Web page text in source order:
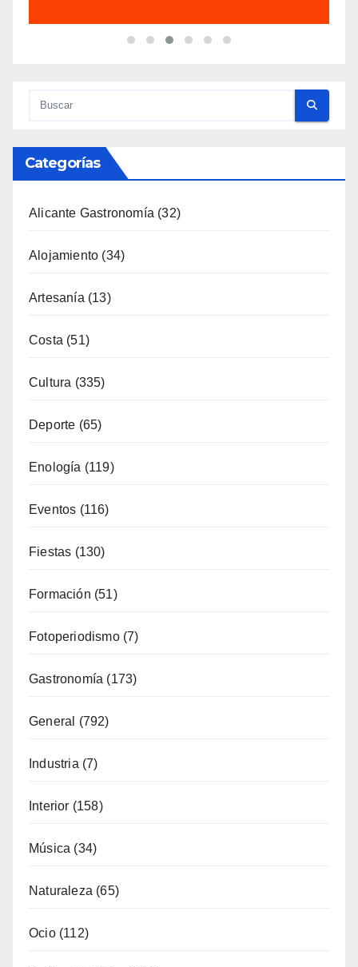
Categorías
Alicante Gastronomía (32)
Alojamiento (34)
Artesanía (13)
Costa (51)
Cultura (335)
Deporte (65)
Enología (119)
Eventos (116)
Fiestas (130)
Formación (51)
Fotoperiodismo(7)
Gastronomía (173)
General (792)
Industria (7)
Interior (158)
Música (34)
Naturaleza (65)
Ocio(112)